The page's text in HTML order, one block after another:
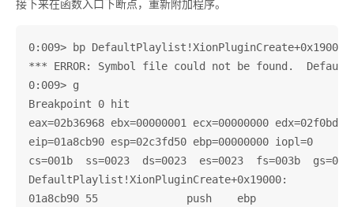
接下来在函数入口下断点，重新附加程序。
0:009> bp DefaultPlaylist!XionPluginCreate+0x19000
*** ERROR: Symbol file could not be found.
0:009> g
Breakpoint 0 hit
eax=02b36968 ebx=00000001 ecx=00000000
eip=01a8cb90 esp=02c3fd50 ebp=00000000 iopl=0
cs=001b  ss=0023  ds=0023  es=0023  fs=003b
DefaultPlaylist!XionPluginCreate+0x19000: